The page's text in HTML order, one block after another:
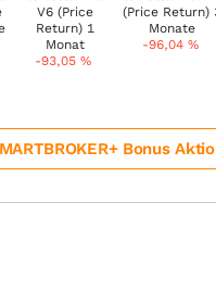
-93,05 %
-96,04 %
Bonus